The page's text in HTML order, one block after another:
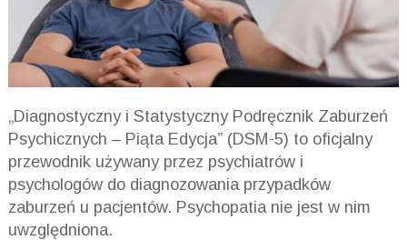
„Diagnostyczny i Statystyczny Podręcznik Zaburzeń
Psychicznych – PiątaEdycja” (DSM-5) to oficjalny
przewodnik używany przez psychiatrów i
psychologów do diagnozowania przypadków
zaburzeń u pacjentów. Psychopatia nie jest w nim
uwzględniona.